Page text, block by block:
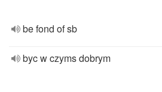
be fond of sb
byc w czyms dobrym